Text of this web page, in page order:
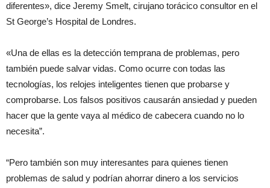
diferentes», dice Jeremy Smelt, cirujano torácico consultor en el
St George’s Hospital de Londres.
«Una de ellas es la detección temprana de problemas, pero
también puede salvar vidas. Como ocurre con todas las
tecnologías, los relojes inteligentes tienen que probarse y
comprobarse. Los falsos positivos causarán ansiedad y pueden
hacer que la gente vaya al médico de cabecera cuando no lo
necesita”.
“Pero también son muy interesantes para quienes tienen
problemas de salud y podrían ahorrar dinero a los servicios